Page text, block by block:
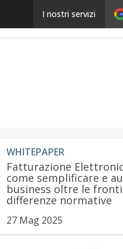
I nostri servizi
Revolut, bonifici
WHITEPAPER
Fatturazione
come semplificare e
business oltre le
differenze normative
27 Mag 2025